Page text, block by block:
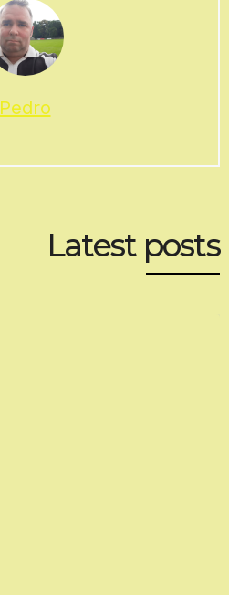
Pedro
Latest posts